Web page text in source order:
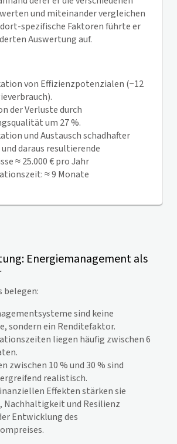
und miteinander vergleichen
spezifische Faktoren führte er
Auswertung auf.
von Effizienzpotenzialen (−12
der Verluste durch
um 27 %.
und Austausch schadhafter
daraus resultierende
≈ 25.000 € pro Jahr
≈ 9 Monate
Energiemanagement als
belegen:
sind keine
sondern ein Renditefaktor.
liegen häufig zwischen 6
zwischen 10 % und 30 % sind
realistisch.
Effekten stärken sie
Nachhaltigkeit und Resilienz
Entwicklung des